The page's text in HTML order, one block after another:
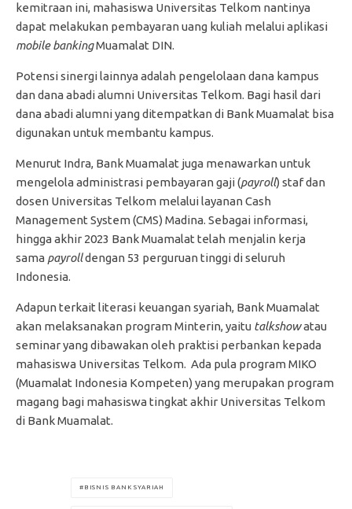
kemitraan ini, mahasiswa Universitas Telkom nantinya
dapat melakukan pembayaran uang kuliah melalui aplikasi
mobile bankingMuamalat DIN.
Potensi sinergi lainnya adalah pengelolaan dana kampus
dan dana abadi alumni Universitas Telkom. Bagi hasil dari
dana abadi alumni yang ditempatkan di Bank Muamalat bisa
digunakan untuk membantu kampus.
Menurut Indra, Bank Muamalat juga menawarkan untuk
mengelola administrasi pembayaran gaji (payroll) staf dan
dosen Universitas Telkom melalui layanan Cash
Management System (CMS) Madina. Sebagai informasi,
hingga akhir 2023 Bank Muamalat telah menjalin kerja
sama payrolldengan 53 perguruan tinggi di seluruh
Indonesia.
Adapun terkait literasi keuangan syariah, Bank Muamalat
akan melaksanakan program Minterin, yaitu talkshowatau
seminar yang dibawakan oleh praktisi perbankan kepada
mahasiswa Universitas Telkom. Ada pula program MIKO
(Muamalat Indonesia Kompeten) yang merupakan program
magang bagi mahasiswa tingkat akhir Universitas Telkom
di Bank Muamalat.
BISNIS BANK SYARIAH